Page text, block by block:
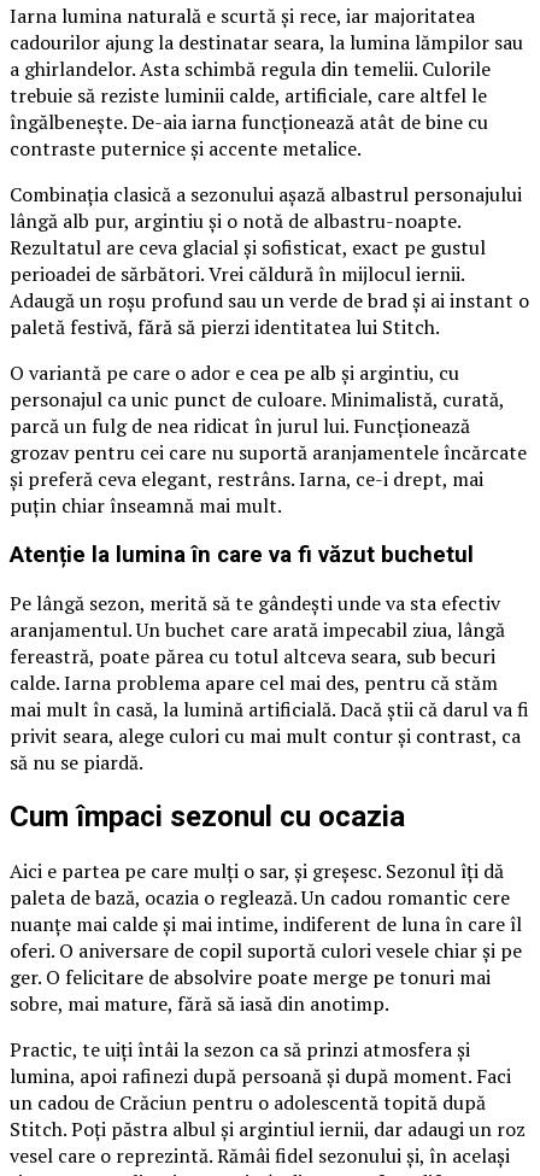
Iarna lumina naturală e scurtă și rece, iar majoritatea
cadourilor ajung la destinatar seara, la lumina lămpilor sau
a ghirlandelor. Asta schimbă regula din temelii. Culorile
trebuie să reziste luminii calde, artificiale, care altfel le
îngălbenește. De-aia iarna funcționează atât de bine cu
contraste puternice și accente metalice.
Combinația clasică a sezonului așază albastrul personajului
lângă alb pur, argintiu și o notă de albastru-noapte.
Rezultatul are ceva glacial și sofisticat, exact pe gustul
perioadei de sărbători. Vrei căldură în mijlocul iernii.
Adaugă un roșu profund sau un verde de brad și ai instant o
paletă festivă, fără să pierzi identitatea lui Stitch.
O variantă pe care o ador e cea pe alb și argintiu, cu
personajul ca unic punct de culoare. Minimalistă, curată,
parcă un fulg de nea ridicat în jurul lui. Funcționează
grozav pentru cei care nu suportă aranjamentele încărcate
și preferă ceva elegant, restrâns. Iarna, ce-i drept, mai
puțin chiar înseamnă mai mult.
Atenție la lumina în care va fi văzut buchetul
Pe lângă sezon, merită să te gândești unde va sta efectiv
aranjamentul. Un buchet care arată impecabil ziua, lângă
fereastră, poate părea cu totul altceva seara, sub becuri
calde. Iarna problema apare cel mai des, pentru că stăm
mai mult în casă, la lumină artificială. Dacă știi că darul va fi
privit seara, alege culori cu mai mult contur și contrast, ca
să nu se piardă.
Cum împaci sezonul cu ocazia
Aici e partea pe care mulți o sar, și greșesc. Sezonul îți dă
paleta de bază, ocazia o reglează. Un cadou romantic cere
nuanțe mai calde și mai intime, indiferent de luna în care îl
oferi. O aniversare de copil suportă culori vesele chiar și pe
ger. O felicitare de absolvire poate merge pe tonuri mai
sobre, mai mature, fără să iasă din anotimp.
Practic, te uiți întâi la sezon ca să prinzi atmosfera și
lumina, apoi rafinezi după persoană și după moment. Faci
un cadou de Crăciun pentru o adolescentă topită după
Stitch. Poți păstra albul și argintiul iernii, dar adaugi un roz
vesel care o reprezintă. Rămâi fidel sezonului și, în același